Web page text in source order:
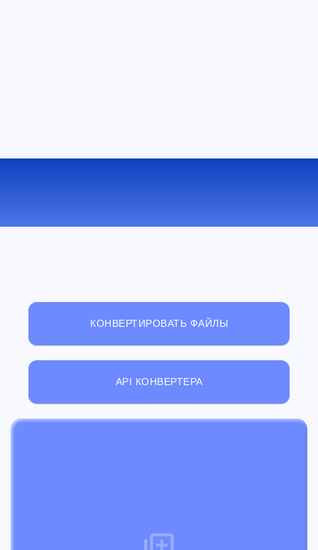
КОНВЕРТИРОВАТЬ ФАЙЛЫ
API КОНВЕРТЕРА